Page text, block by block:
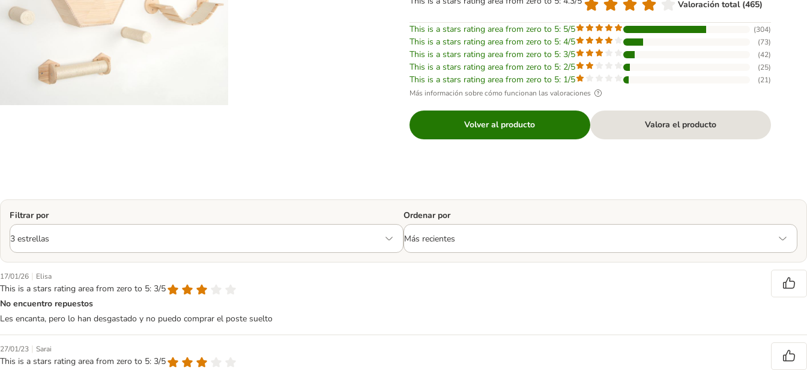
Valoración total (465)
This is a stars rating area from zero to 5: 5/5 (304)
This is a stars rating area from zero to 5: 4/5 (73)
This is a stars rating area from zero to 5: 3/5 (42)
This is a stars rating area from zero to 5: 2/5 (25)
This is a stars rating area from zero to 5: 1/5 (21)
Más información sobre cómo funcionan las valoraciones
Volver al producto Valora el producto
Filtrar por Ordenar por
17/01/26 | Elisa
This is a stars rating area from zero to 5: 3/5
No encuentro repuestos
Les encanta, pero lo han desgastado y no puedo comprar el poste suelto
27/01/23 | Sarai
This is a stars rating area from zero to 5: 3/5